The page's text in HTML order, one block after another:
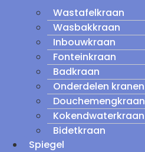
Wastafelkraan
Wasbakkraan
Inbouwkraan
Fonteinkraan
Badkraan
Onderdelen kranen
Douchemengkraan
Kokendwaterkraan
Bidetkraan
Spiegel